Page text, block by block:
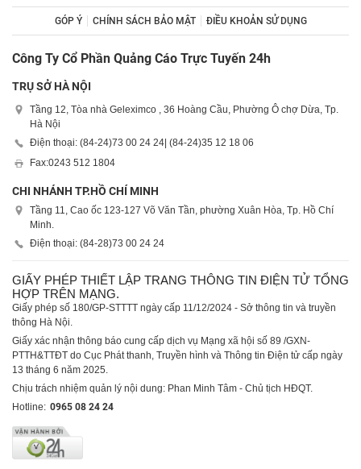
GÓP Ý CHÍNH SÁCH BẢO MẬT ĐIỀU KHOẢN SỬ DỤNG
Công Ty Cổ Phần Quảng Cáo Trực Tuyến 24h
TRỤ SỞ HÀ NỘI
Tầng 12, Tòa nhà Geleximco , 36 Hoàng Cầu, Phường Ô chợ Dừa, Tp.
Hà Nội
Điện thoại: (84-24)73 00 24 24| (84-24)35 12 18 06
Fax:0243 512 1804
CHI NHÁNH TP.HỒ CHÍ MINH
Tầng 11, Cao ốc 123-127 Võ Văn Tần, phường Xuân Hòa, Tp. Hồ Chí
Minh.
Điện thoại: (84-28)73 00 24 24
GIẤY PHÉP THIẾT LẬP TRANG THÔNG TIN ĐIỆN TỬ TỔNG
HỢP TRÊN MẠNG.
Giấy phép số 180/GP-STTTT ngày cấp 11/12/2024 - Sở thông tin và truyền
thông Hà Nội.
Giấy xác nhận thông báo cung cấp dịch vụ Mạng xã hội số 89 /GXN-
PTTH&TTĐT do Cục Phát thanh, Truyền hình và Thông tin Điện tử cấp ngày
13 tháng 6 năm 2025.
Chịu trách nhiệm quản lý nội dung: Phan Minh Tâm - Chủ tịch HĐQT.
Hotline: 0965 08 24 24